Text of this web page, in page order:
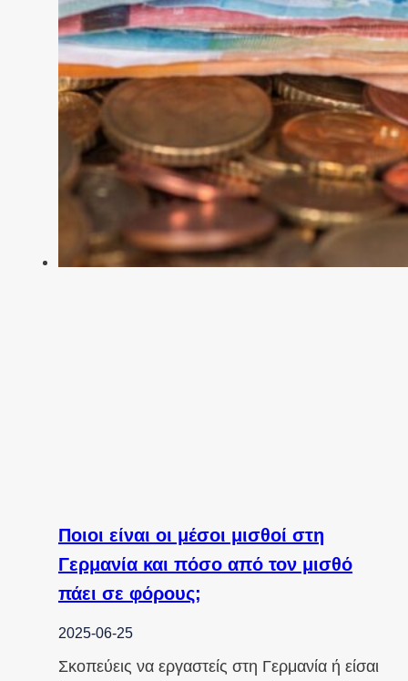
Ποιοι είναι οι μέσοι μισθοί στη
Γερμανία και πόσο από τον μισθό
πάει σε φόρους;
2025-06-25
Σκοπεύεις να εργαστείς στη Γερμανία ή είσαι